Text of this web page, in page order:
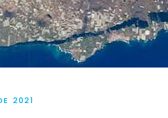
2021